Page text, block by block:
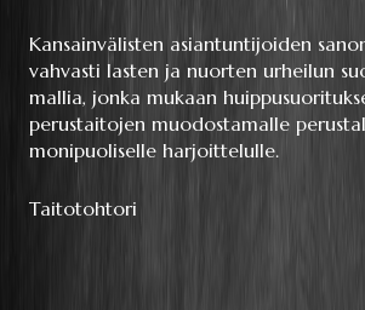
Kansainvälisten asiantuntijoiden
vahvasti lasten ja nuorten urheilun
mallia, jonka mukaan
perustaitojen muodostamalle
monipuoliselle harjoittelulle.
Taitotohtori